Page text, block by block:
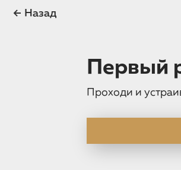
Назад
Первый
Проходи и